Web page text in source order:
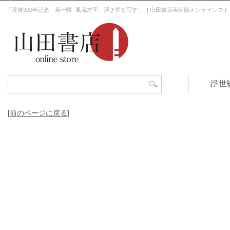
「没後300年記念 英一蝶 -風流才子、浮き世を写す-」 | 山田書店美術部オンラインスト
浮世
[前のページに戻る]